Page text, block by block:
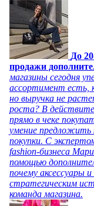
До
продажи
магазины сегодня
ассортимент есть,
но выручка не
роста? В
прямо в чеке
умение предложить
покупки. С
fashion-бизнеса
помощью
почему аксессуары
стратегическим
команда магазина.